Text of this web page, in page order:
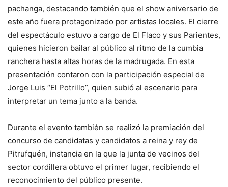
pachanga, destacando también que el show aniversario de
este año fuera protagonizado por artistas locales. El cierre
del espectáculo estuvo a cargo de El Flaco y sus Parientes,
quienes hicieron bailar al público al ritmo de la cumbia
ranchera hasta altas horas de la madrugada. En esta
presentación contaron con la participación especial de
Jorge Luis “El Potrillo”, quien subió al escenario para
interpretar un tema junto a la banda.
Durante el evento también se realizó la premiación del
concurso de candidatas y candidatos a reina y rey de
Pitrufquén, instancia en la que la junta de vecinos del
sector cordillera obtuvo el primer lugar, recibiendo el
reconocimiento del público presente.